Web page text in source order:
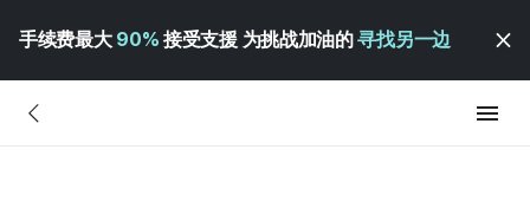
手续费最大 90% 接受支援 为挑战加油的寻找另一边